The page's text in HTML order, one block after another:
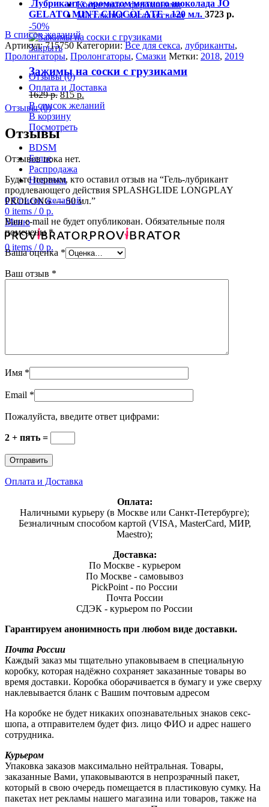
Косметика с феромонами
Массажные масла и свечи
-50%
Закрыть
Зажимы на соски с грузиками
1629р. 815р.
В список желаний
В корзину
Посмотреть
BDSM
Белье
Распродажа
Новинки
0Список желаний
0 items / 0 р.
Меню
0items / 0 р.
Лубрикант с ароматом мятного шоколада JO
GELATO MINT CHOCOLATE - 120 мл. 3723 р.
В список желаний
Артикул:715750 Категории:Все для секса, лубриканты,
Пролонгаторы, Пролонгаторы, Смазки Метки: 2018, 2019
Отзывы (0)
Оплата и Доставка
Отзывы (0)
Отзывы
Отзывов пока нет.
Будьте первым, кто оставил отзыв на “Гель-лубрикант
продлевающего действия SPLASHGLIDE LONGPLAY
PROLONG — 50 мл.”
Ваш e-mail не будет опубликован. Обязательные поля
помечены *
Ваша оценка *
Ваш отзыв *
Имя *
Email *
Пожалуйста, введите ответ цифрами:
2 + пять =
Оплата и Доставка
Оплата:
Наличными курьеру (в Москве или Санкт-Петербурге);
Безналичным способом картой (VISA, MasterCard, МИР,
Maestro);
Доставка:
По Москве - курьером
По Москве - самовывоз
PickPoint - по России
Почта России
СДЭК - курьером по России
Гарантируем анонимность при любом виде доставки.
Почта России
Каждый заказ мы тщательно упаковываем в специальную
коробку, которая надёжно сохраняет заказанные товары во
время доставки. Коробка оборачивается в бумагу и уже сверху
наклевывается бланк с Вашим почтовым адресом
На коробке не будет никаких опознавательных знаков секс-
шопа, а отправителем будет физ. лицо ФИО и адрес нашего
сотрудника.
Курьером
Упаковка заказов максимально нейтральная. Товары,
заказанные Вами, упаковываются в непрозрачный пакет,
который в свою очередь помещается в пластиковую сумку. На
пакетах нет рекламы нашего магазина или товаров, также на